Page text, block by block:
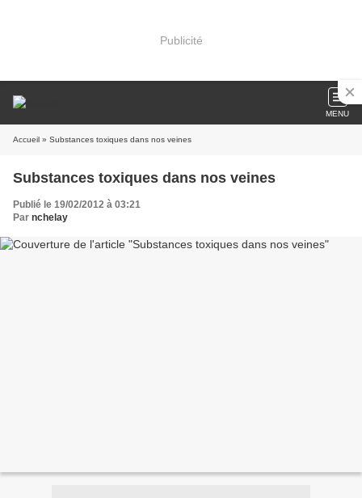
Publicité
MENU
Accueil » Substances toxiques dans nos veines
Substances toxiques dans nos veines
Publié le 19/02/2012 à 03:21
Par nchelay